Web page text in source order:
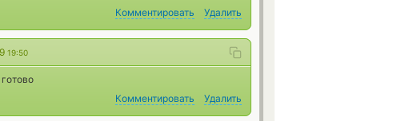
Комментировать
Удалить
19:50
Комментировать
Удалить